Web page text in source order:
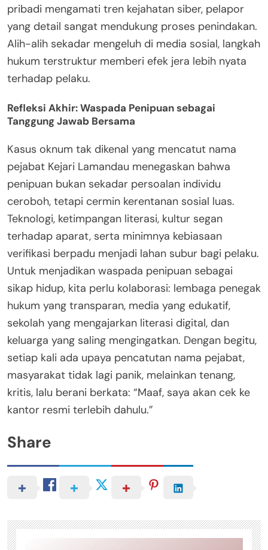
pribadi mengamati tren kejahatan siber, pelapor
yang detail sangat mendukung proses penindakan.
Alih-alih sekadar mengeluh di media sosial, langkah
hukum terstruktur memberi efek jera lebih nyata
terhadap pelaku.
Refleksi Akhir: Waspada Penipuan sebagai
Tanggung Jawab Bersama
Kasus oknum tak dikenal yang mencatut nama
pejabat Kejari Lamandau menegaskan bahwa
penipuan bukan sekadar persoalan individu
ceroboh, tetapi cermin kerentanan sosial luas.
Teknologi, ketimpangan literasi, kultur segan
terhadap aparat, serta minimnya kebiasaan
verifikasi berpadu menjadi lahan subur bagi pelaku.
Untuk menjadikan waspada penipuan sebagai
sikap hidup, kita perlu kolaborasi: lembaga penegak
hukum yang transparan, media yang edukatif,
sekolah yang mengajarkan literasi digital, dan
keluarga yang saling mengingatkan. Dengan begitu,
setiap kali ada upaya pencatutan nama pejabat,
masyarakat tidak lagi panik, melainkan tenang,
kritis, lalu berani berkata: “Maaf, saya akan cek ke
kantor resmi terlebih dahulu.”
Share